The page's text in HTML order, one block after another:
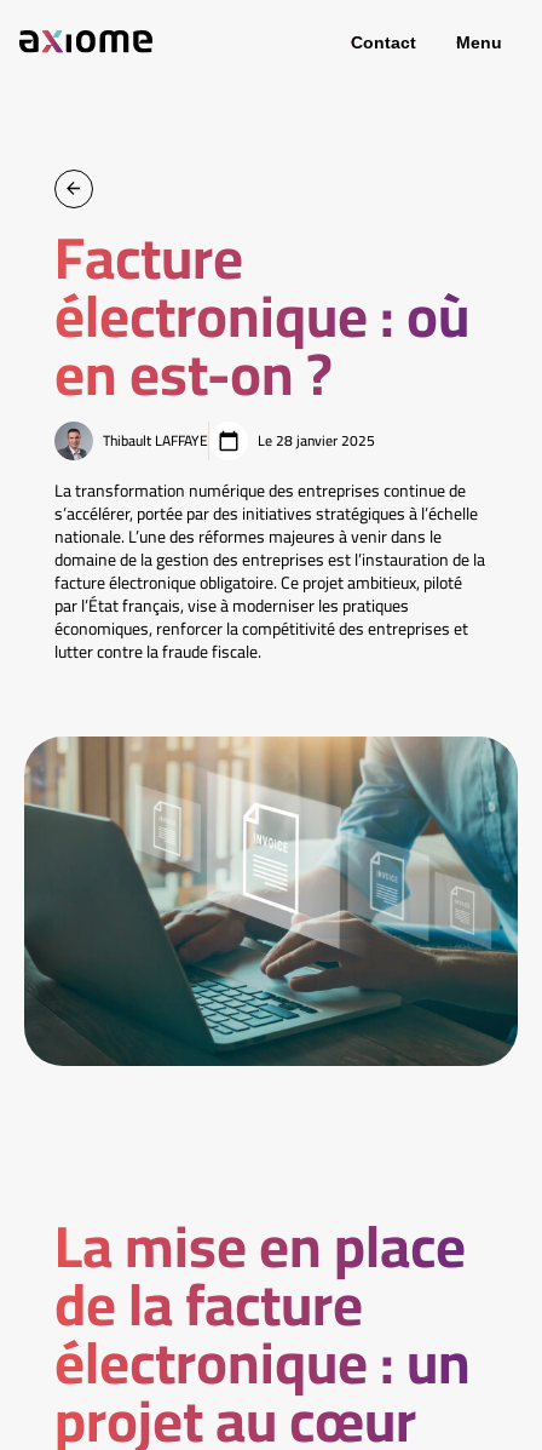
Contact Menu
Facture
électronique : où
en est-on ?
Thibault LAFFAYE Le 28 janvier 2025
La transformation numérique des entreprises continue de
s’accélérer, portée par des initiatives stratégiques à l’échelle
nationale. L’une des réformes majeures à venir dans le
domaine de la gestion des entreprises est l’instauration de la
facture électronique obligatoire. Ce projet ambitieux, piloté
par l’État français, vise à moderniser les pratiques
économiques, renforcer la compétitivité des entreprises et
lutter contre la fraude fiscale.
La mise en place
de la facture
électronique : un
projet au cœur